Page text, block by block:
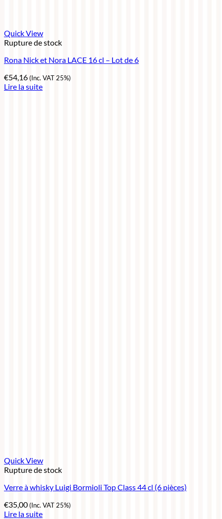
Quick View
Rupture de stock
Rona Nick et Nora LACE 16 cl – Lot de 6
€54,16(Inc. VAT 25%)
Lire la suite
Quick View
Rupture de stock
Verre à whisky Luigi Bormioli Top Class 44 cl (6 pièces)
€35,00(Inc. VAT 25%)
Lire la suite